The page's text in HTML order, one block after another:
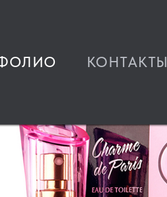
КОНТАКТЫ
Промышленные товары